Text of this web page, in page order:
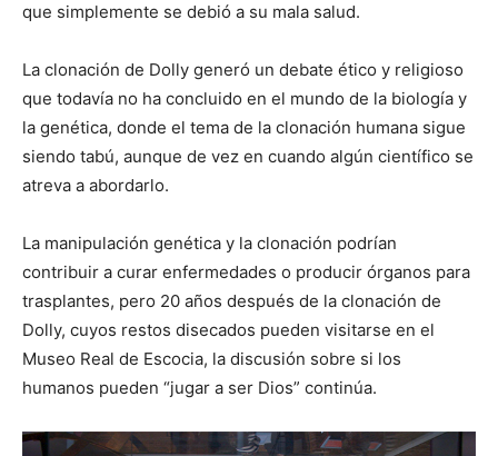
que simplemente se debió a su mala salud.
La clonación de Dolly generó un debate ético y religioso
que todavía no ha concluido en el mundo de la biología y
la genética, donde el tema de la clonación humana sigue
siendo tabú, aunque de vez en cuando algún científico se
atreva a abordarlo.
La manipulación genética y la clonación podrían
contribuir a curar enfermedades o producir órganos para
trasplantes, pero 20 años después de la clonación de
Dolly, cuyos restos disecados pueden visitarse en el
Museo Real de Escocia, la discusión sobre si los
humanos pueden “jugar a ser Dios” continúa.